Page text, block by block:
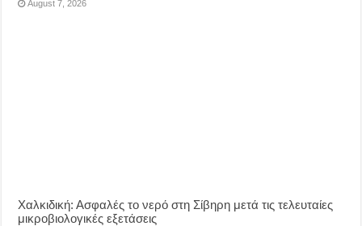
August 7, 2026
Χαλκιδική: Ασφαλές το νερό στη Σίβηρη μετά τις τελευταίες
μικροβιολογικές εξετάσεις